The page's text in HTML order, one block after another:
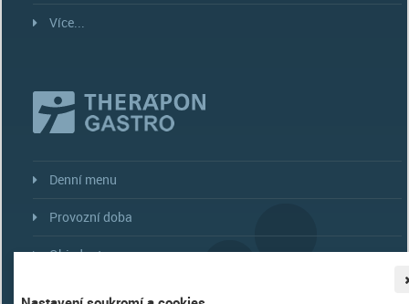
Více...
Denní menu
Provozní doba
Objednat menu